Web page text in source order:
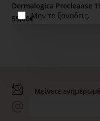
Μην το ξαναδείς.
Δέρμα απαλλαγμένο από
εφαρμόζετε σε υγρό
Ξεπλύνετε με νερό.
τα μάτια. Σε περίπτωση
Dermalogica Precleanse
55,00€
Μείνετε